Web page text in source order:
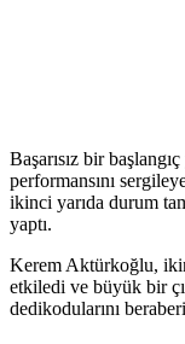
Başarısız bir
performansını
ikinci yarıda durum
yaptı.
Kerem Aktürkoğlu,
etkiledi ve büyük bir
dedikodularını